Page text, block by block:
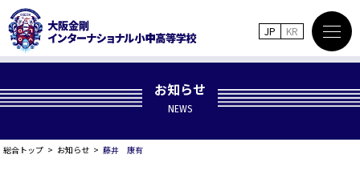
お知らせ
NEWS
総合トップ お知らせ 藤井 康有
JP KR